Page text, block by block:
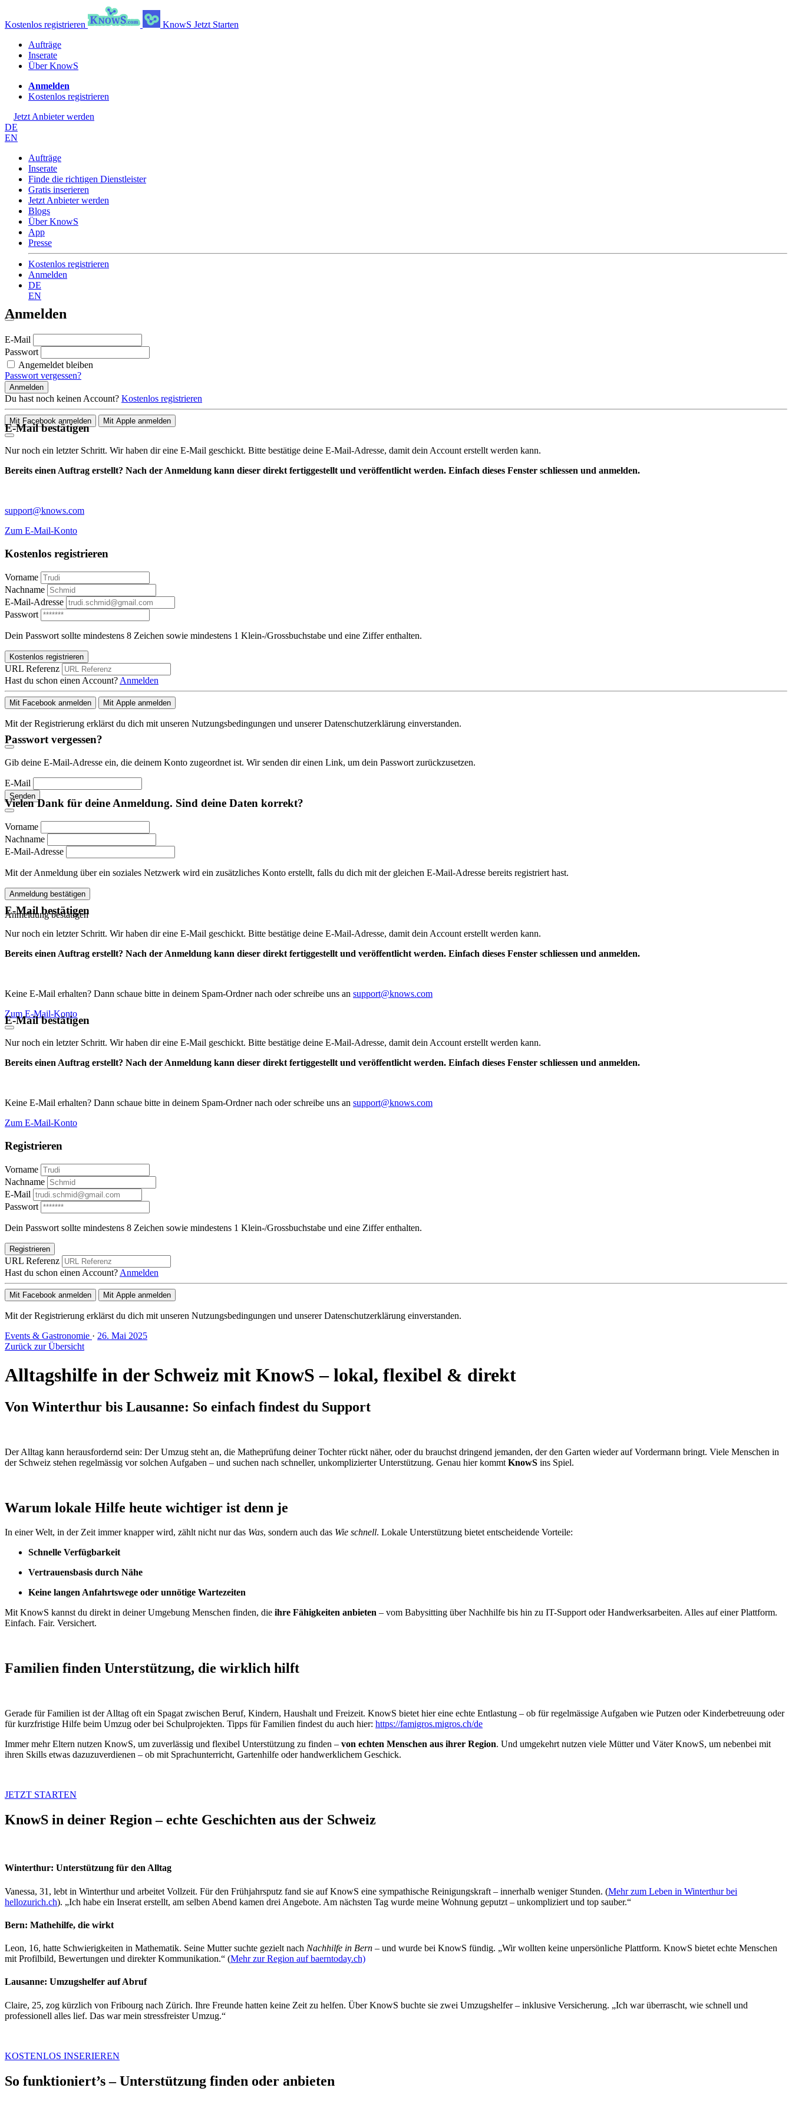
Kostenlos registrieren KnowS Jetzt Starten
Aufträge
Inserate
Über KnowS
Anmelden
Kostenlos registrieren
Jetzt Anbieter werden
DE
EN
Aufträge
Inserate
Finde die richtigen Dienstleister
Gratis inserieren
Jetzt Anbieter werden
Blogs
Über KnowS
App
Presse
Kostenlos registrieren
Anmelden
DE
EN
Anmelden
E-Mail
Passwort
Angemeldet bleiben
Passwort vergessen?
Anmelden
Du hast noch keinen Account? Kostenlos registrieren
Mit Facebook anmelden Mit Apple anmelden
E-Mail bestätigen
Nur noch ein letzter Schritt. Wir haben dir eine E-Mail geschickt. Bitte bestätige deine E-Mail-Adresse, damit dein Account erstellt werden kann.
Bereits einen Auftrag erstellt? Nach der Anmeldung kann dieser direkt fertiggestellt und veröffentlicht werden. Einfach dieses Fenster schliessen und anmelden.
support@knows.com
Zum E-Mail-Konto
Kostenlos registrieren
Vorname
Nachname
E-Mail-Adresse
Passwort
Dein Passwort sollte mindestens 8 Zeichen sowie mindestens 1 Klein-/Grossbuchstabe und eine Ziffer enthalten.
Kostenlos registrieren
URL Referenz
Hast du schon einen Account? Anmelden
Mit Facebook anmelden Mit Apple anmelden
Mit der Registrierung erklärst du dich mit unseren Nutzungsbedingungen und unserer Datenschutzerklärung einverstanden.
Passwort vergessen?
Gib deine E-Mail-Adresse ein, die deinem Konto zugeordnet ist. Wir senden dir einen Link, um dein Passwort zurückzusetzen.
E-Mail
Senden
Vielen Dank für deine Anmeldung. Sind deine Daten korrekt?
Vorname
Nachname
E-Mail-Adresse
Mit der Anmeldung über ein soziales Netzwerk wird ein zusätzliches Konto erstellt, falls du dich mit der gleichen E-Mail-Adresse bereits registriert hast.
Anmeldung bestätigen
Anmeldung bestätigen
E-Mail bestätigen
Nur noch ein letzter Schritt. Wir haben dir eine E-Mail geschickt. Bitte bestätige deine E-Mail-Adresse, damit dein Account erstellt werden kann.
Bereits einen Auftrag erstellt? Nach der Anmeldung kann dieser direkt fertiggestellt und veröffentlicht werden. Einfach dieses Fenster schliessen und anmelden.
Keine E-Mail erhalten? Dann schaue bitte in deinem Spam-Ordner nach oder schreibe uns an support@knows.com
Zum E-Mail-Konto
E-Mail bestätigen
Nur noch ein letzter Schritt. Wir haben dir eine E-Mail geschickt. Bitte bestätige deine E-Mail-Adresse, damit dein Account erstellt werden kann.
Bereits einen Auftrag erstellt? Nach der Anmeldung kann dieser direkt fertiggestellt und veröffentlicht werden. Einfach dieses Fenster schliessen und anmelden.
Keine E-Mail erhalten? Dann schaue bitte in deinem Spam-Ordner nach oder schreibe uns an support@knows.com
Zum E-Mail-Konto
Registrieren
Vorname
Nachname
E-Mail
Passwort
Dein Passwort sollte mindestens 8 Zeichen sowie mindestens 1 Klein-/Grossbuchstabe und eine Ziffer enthalten.
Registrieren
URL Referenz
Hast du schon einen Account? Anmelden
Mit Facebook anmelden Mit Apple anmelden
Mit der Registrierung erklärst du dich mit unseren Nutzungsbedingungen und unserer Datenschutzerklärung einverstanden.
Events & Gastronomie · 26. Mai 2025
Zurück zur Übersicht
Alltagshilfe in der Schweiz mit KnowS – lokal, flexibel & direkt
Von Winterthur bis Lausanne: So einfach findest du Support
Der Alltag kann herausfordernd sein: Der Umzug steht an, die Matheprüfung deiner Tochter rückt näher, oder du brauchst dringend jemanden, der den Garten wieder auf Vordermann bringt. Viele Menschen in
der Schweiz stehen regelmässig vor solchen Aufgaben – und suchen nach schneller, unkomplizierter Unterstützung. Genau hier kommt KnowS ins Spiel.
Warum lokale Hilfe heute wichtiger ist denn je
In einer Welt, in der Zeit immer knapper wird, zählt nicht nur das Was, sondern auch das Wie schnell. Lokale Unterstützung bietet entscheidende Vorteile:
Schnelle Verfügbarkeit
Vertrauensbasis durch Nähe
Keine langen Anfahrtswege oder unnötige Wartezeiten
Mit KnowS kannst du direkt in deiner Umgebung Menschen finden, die ihre Fähigkeiten anbieten – vom Babysitting über Nachhilfe bis hin zu IT-Support oder Handwerksarbeiten. Alles auf einer Plattform.
Einfach. Fair. Versichert.
Familien finden Unterstützung, die wirklich hilft
Gerade für Familien ist der Alltag oft ein Spagat zwischen Beruf, Kindern, Haushalt und Freizeit. KnowS bietet hier eine echte Entlastung – ob für regelmässige Aufgaben wie Putzen oder Kinderbetreuung oder
für kurzfristige Hilfe beim Umzug oder bei Schulprojekten. Tipps für Familien findest du auch hier: https://famigros.migros.ch/de
Immer mehr Eltern nutzen KnowS, um zuverlässig und flexibel Unterstützung zu finden – von echten Menschen aus ihrer Region. Und umgekehrt nutzen viele Mütter und Väter KnowS, um nebenbei mit
ihren Skills etwas dazuzuverdienen – ob mit Sprachunterricht, Gartenhilfe oder handwerklichem Geschick.
JETZT STARTEN
KnowS in deiner Region – echte Geschichten aus der Schweiz
Winterthur: Unterstützung für den Alltag
Vanessa, 31, lebt in Winterthur und arbeitet Vollzeit. Für den Frühjahrsputz fand sie auf KnowS eine sympathische Reinigungskraft – innerhalb weniger Stunden. (Mehr zum Leben in Winterthur bei
hellozurich.ch). „Ich habe ein Inserat erstellt, am selben Abend kamen drei Angebote. Am nächsten Tag wurde meine Wohnung geputzt – unkompliziert und top sauber.“
Bern: Mathehilfe, die wirkt
Leon, 16, hatte Schwierigkeiten in Mathematik. Seine Mutter suchte gezielt nach Nachhilfe in Bern – und wurde bei KnowS fündig. „Wir wollten keine unpersönliche Plattform. KnowS bietet echte Menschen
mit Profilbild, Bewertungen und direkter Kommunikation.“ (Mehr zur Region auf baerntoday.ch)
Lausanne: Umzugshelfer auf Abruf
Claire, 25, zog kürzlich von Fribourg nach Zürich. Ihre Freunde hatten keine Zeit zu helfen. Über KnowS buchte sie zwei Umzugshelfer – inklusive Versicherung. „Ich war überrascht, wie schnell und
professionell alles lief. Das war mein stressfreister Umzug.“
KOSTENLOS INSERIEREN
So funktioniert’s – Unterstützung finden oder anbieten